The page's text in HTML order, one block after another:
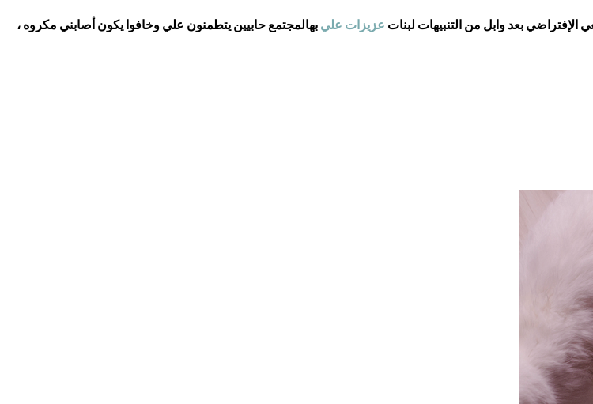
الإفتراضي بعد وابل من التنبيهات لبنات عزيزات علي بهالمجتمع حابيين يتطمنون علي وخافوا يكون أصابني مكروه ،